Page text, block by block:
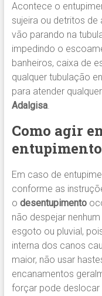
Acontece o
sujeira ou detritos
vão parando na
impedindo o
banheiros, caixa de
qualquer tubulação
para atender
Adalgisa.
Como agir
entupimento
Em caso de
conforme as
o desentupimento
não despejar
esgoto ou pluvial,
interna dos canos
maior, não usar
encanamentos
forçar pode deslocar